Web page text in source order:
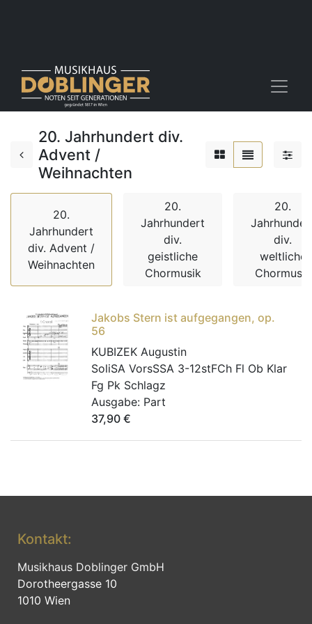
20. Jahrhundert div.
Advent /
Weihnachten
20.
Jahrhundert
div. Advent /
Weihnachten
20.
Jahrhundert
div.
geistliche
Chormusik
20.
div.
weltliche
Chormusik
Jakobs Stern ist aufgegangen, op.
56
KUBIZEK Augustin
SoliSA VorsSSA 3-12stFCh Fl Ob Klar
Fg Pk Schlagz
Ausgabe: Part
37,90 €
Kontakt:
Musikhaus Doblinger GmbH
Dorotheergasse 10
1010 Wien